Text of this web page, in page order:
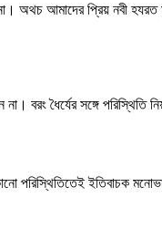
অথচ আমাদের প্রিয় নবী
বরং ধৈর্যের সঙ্গে
পরিস্থিতিতেই ইতিবাচক